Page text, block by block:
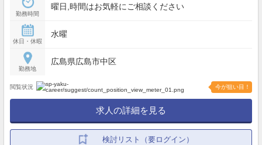
勤務時間
曜日,時間はお気軽にご相談ください
休日・休暇
水曜
勤務地
広島県広島市中区
閲覧状況 今が狙い目！
求人の詳細を見る
検討リスト（要ログイン）